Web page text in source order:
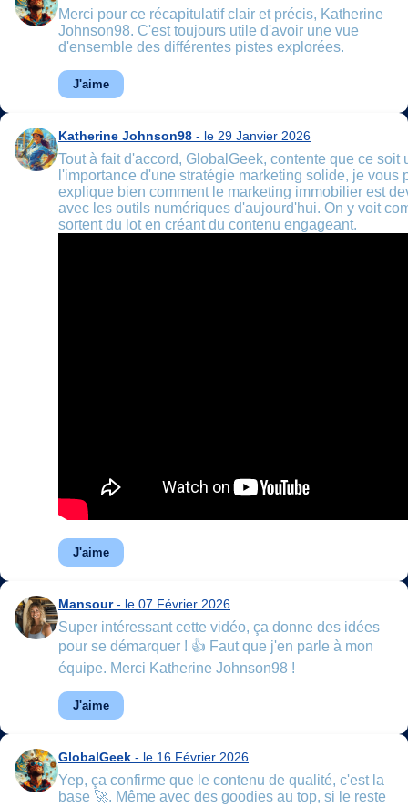
Merci pour ce récapitulatif clair et précis, Katherine
Johnson98. C'est toujours utile d'avoir une vue
d'ensemble des différentes pistes explorées.
J'aime
Katherine Johnson98 - le 29 Janvier 2026
Tout à fait d'accord, GlobalGeek, contente que ce soit
l'importance d'une stratégie marketing solide, je vous
explique bien comment le marketing immobilier est
avec les outils numériques d'aujourd'hui. On y voit
sortent du lot en créant du contenu engageant.
J'aime
Mansour- le 07 Février 2026
Super intéressant cette vidéo, ça donne des idées
pour se démarquer ! 👍 Faut que j'en parle à mon
équipe. Merci Katherine Johnson98 !
J'aime
GlobalGeek - le 16 Février 2026
Yep, ça confirme que le contenu de qualité, c'est la
base 🚀. Même avec des goodies au top, si le reste